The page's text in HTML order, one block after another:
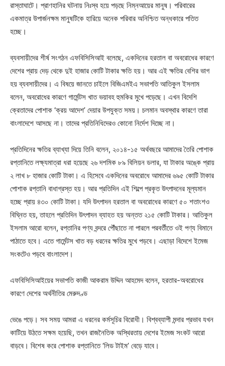
রাস্তাঘাটে। প্রাণহানির ঘটনায় নিঃস্ব হয়ে পড়ছে নিম্নআয়ের মানুষ। পরিবারের
একমাত্র উপার্জনক্ষম মানুষটিকে হারিয়ে অনেক পরিবার অনিশ্চিত অন্ধকারে পতিত
হচ্ছে।
ব্যবসায়ীদের শীর্ষ সংগঠন এফবিসিসিআই বলেছে, একদিনের হরতাল বা অবরোধের কারণে
দেশের প্রায় দেড় থেকে দুই হাজার কোটি টাকার ক্ষতি হয়। আর এই ক্ষতির বেশির ভাগ
হয় ব্যবসায়ীদের। এ বিষয়ে জানতে চাইলে বিজিএমইএ সভাপতি আতিকুল ইসলাম
বলেন, অবরোধের কারণে গার্মেন্টস খাত ভয়াবহ হুমকির মুখে পড়েছে। এখন বিদেশি
ক্রেতাদের পোশাক ‘ক্রয় আদেশ’ দেয়ার উপযুক্ত সময়। চলমান অবস্থার কারণে তারা
বাংলাদেশে আসছে না। তাদের প্রতিনিধিদেরও কোনো নির্দেশ দিচ্ছে না।
প্রতিদিনের ক্ষতির ব্যাখ্যা দিয়ে তিনি বলেন, ২০১৪-১৫ অর্থবছরে আমাদের তৈরি পোশাক
রপ্তানিতে লক্ষ্যমাত্রা ধরা হয়েছে ২৬ দশমিক ৮৯ বিলিয়ন ডলার, যা টাকার অঙ্কে প্রায়
২ লাখ ৮ হাজার কোটি টাকা। এ হিসেবে একদিনের অবরোধে আমাদের ৬৯৫ কোটি টাকার
পোশাক রপ্তানি বাধাগ্রস্ত হয়। আর প্রতিদিন এই শিল্পে প্রকৃত উৎপাদনের মূল্যমান
হচ্ছে প্রায় ৪৩০ কোটি টাকা। যদি উৎপাদন হরতাল বা অবরোধের কারণে ৫০ শতাংশও
বিঘ্নিত হয়, তাহলে প্রতিদিন উৎপাদন ব্যাহত হয় অন্তত ২১৫ কোটি টাকার। আতিকুল
ইসলাম আরো বলেন, রপ্তানির পণ্য বন্দরে পৌঁছাতে না পারলে পরবর্তীতে ওই পণ্য বিমানে
পাঠাতে হবে। এতে গার্মেন্টস খাত বড় ধরনের ক্ষতির মুখে পড়বে। এছাড়া বিদেশে ইমেজ
সংকটেও পড়বে বাংলাদেশ।
এফবিসিসিআইয়ের সভাপতি কাজী আকরাম উদ্দিন আহমেদ বলেন, হরতার-অবরোধের
কারণে দেশের অর্থনীতির মেরুদণ্ড
ভেঙে পড়ে। সব সময় আমরা এ ধরনের কর্মসূচির বিরোধী। বিশ্বব্যাপী মন্দার প্রভাব যখন
কাটিয়ে উঠতে সক্ষম হয়েছি, তখন রাজনৈতিক অস্থিরতায় দেশের ইমেজ সংকট আরো
বাড়বে। বিশেষ করে পোশাক রপ্তানিতে ‘লিড টাইম’ বেড়ে যাবে।